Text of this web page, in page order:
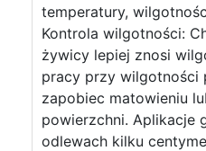
temperatury,
Kontrola wilgotności:
żywicy lepiej znosi
pracy przy wilgotności
zapobiec matowieniu
powierzchni. Aplikacje
odlewach kilku